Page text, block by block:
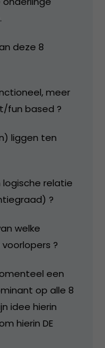
deze 8
meer
fun based ?
liggen ten
logische relatie
?
welke
?
een
op alle 8
idee hierin
hierin DE